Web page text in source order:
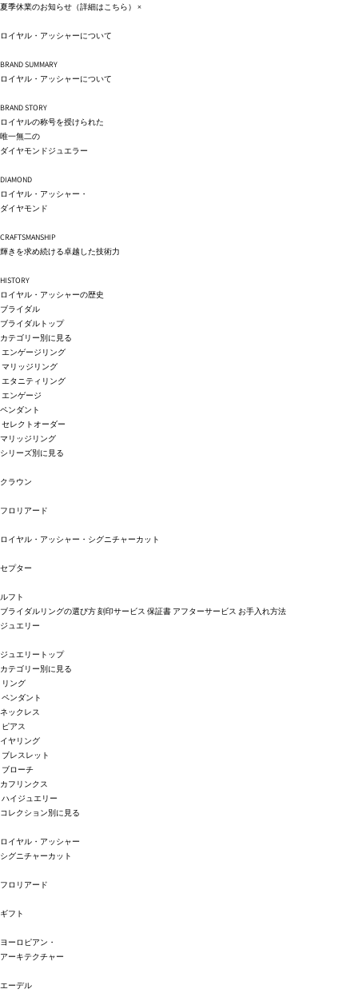
コンテ
進む
夏季休業のお知らせ（詳細はこちら） ×
ロイヤル・アッシャーについて
BRAND SUMMARY
ロイヤル・アッシャーについて
BRAND STORY
ロイヤルの称号を授けられた
唯一無二の
ダイヤモンドジュエラー
DIAMOND
ロイヤル・アッシャー・
ダイヤモンド
CRAFTSMANSHIP
輝きを求め続ける卓越した技術力
HISTORY
ロイヤル・アッシャーの歴史
ブライダル
ブライダルトップ
カテゴリー別に見る
エンゲージリング
マリッジリング
エタニティリング
エンゲージ
ペンダント
セレクトオーダー
マリッジリング
シリーズ別に見る
クラウン
フロリアード
ロイヤル・アッシャー・シグニチャーカット
セプター
ルフト
ブライダルリングの選び方刻印サービス 保証書 アフターサービス お手入れ方法
ジュエリー
ジュエリートップ
カテゴリー別に見る
リング
ペンダント
ネックレス
ピアス
イヤリング
ブレスレット
ブローチ
カフリンクス
ハイジュエリー
コレクション別に見る
ロイヤル・アッシャー
シグニチャーカット
フロリアード
ギフト
ヨーロピアン・
アーキテクチャー
エーデル